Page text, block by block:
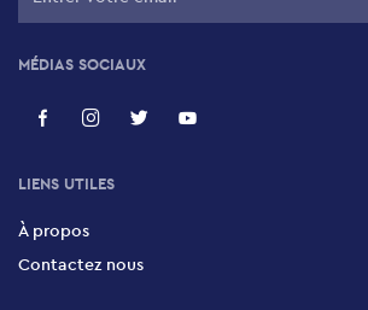
Le Coureur
La Galerie Nationale
Jardin national
1 Vasilissis Amalias, Centre Historique, 105 57
MÉDIAS SOCIAUX
LIENS UTILES
À propos
Contactez nous